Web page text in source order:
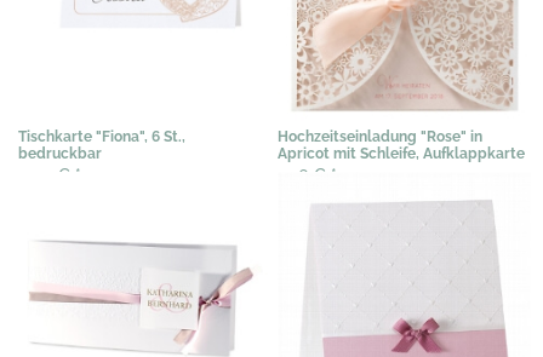
Tischkarte "Fiona", 6 St.,
bedruckbar
3,03 € *
Hochzeitseinladung "Rose" in
Apricot mit Schleife, Aufklappkarte
2,76 € *